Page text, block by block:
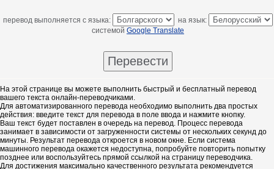
перевод выполняется с языка:
на язык:
системой Google Translate
На этой странице вы можете выполнить быстрый и бесплатный перевод
вашего текста онлайн-переводчиками.
Для автоматизированного перевода необходимо выполнить два простых
действия: введите текст для перевода в поле ввода и нажмите кнопку.
Ваш текст будет поставлен в очередь на перевод. Процесс перевода
занимает в зависимости от загруженности системы от нескольких секунд до
минуты. Результат перевода откроется в новом окне. Если система
машинного перевода окажется недоступна, попробуйте повторить попытку
позднее или воспользуйтесь прямой ссылкой на страницу переводчика.
Для достижения максимально качественного результата рекомендуется